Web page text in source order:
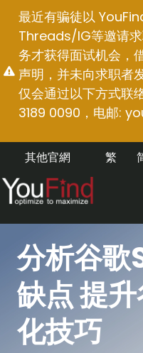
最近有骗徒以
Threads/IG等邀请
务才获得面试机会，
声明，并未向求职者
仅会通过以下方式联
3189 0090，电邮:
其他官網 繁
分析谷歌
缺点 提
化技巧